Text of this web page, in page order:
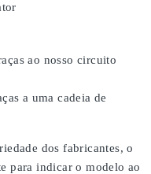
ao nosso circuito
a uma cadeia de
dos fabricantes, o
para indicar o modelo ao